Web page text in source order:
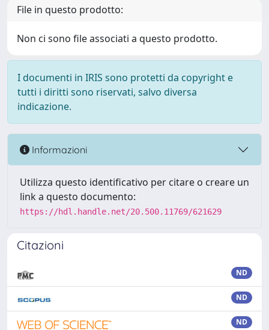
File in questo prodotto:
Non ci sono file associati a questo prodotto.
I documenti in IRIS sono protetti da copyright e
tutti i diritti sono riservati, salvo diversa
indicazione.
Informazioni
Utilizza questo identificativo per citare o creare un
link a questo documento:
https://hdl.handle.net/20.500.11769/621629
Citazioni
ND
ND
ND